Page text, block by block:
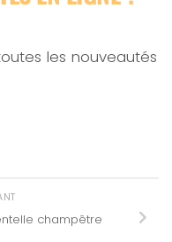
les nouveautés
champêtre